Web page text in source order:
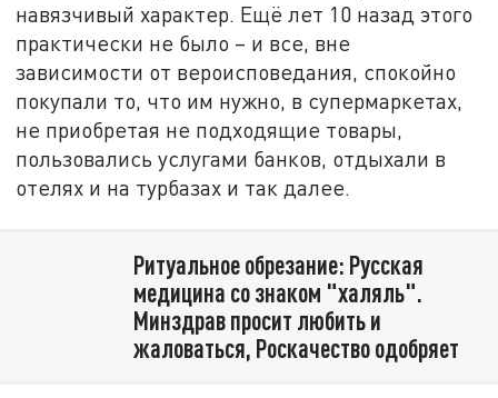
навязчивый характер. Ещё лет 10 назад этого
практически не было – и все, вне
зависимости от вероисповедания, спокойно
покупали то, что им нужно, в супермаркетах,
не приобретая не подходящие товары,
пользовались услугами банков, отдыхали в
отелях и на турбазах и так далее.
Ритуальное обрезание: Русская
медицина со знаком "халяль".
Минздрав просит любить и
жаловаться, Роскачество одобряет